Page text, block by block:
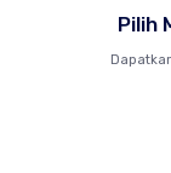
Pilih